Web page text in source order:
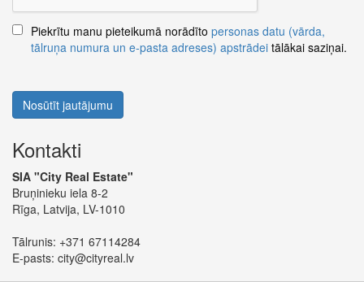
Piekrītu manu pieteikumā norādīto personas datu (vārda,
tālruņa numura un e-pasta adreses) apstrādei tālākai saziņai.
Nosūtīt jautājumu
Kontakti
SIA "City Real Estate"
Bruņinieku iela 8-2
Rīga, Latvija, LV-1010
Tālrunis: +371 67114284
E-pasts: city@cityreal.lv